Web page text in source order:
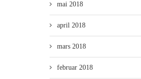
mai 2018
april 2018
mars 2018
februar 2018